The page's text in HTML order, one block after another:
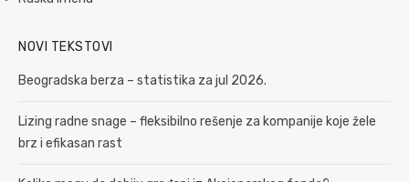
NOVI TEKSTOVI
Beogradska berza – statistika za jul 2026.
Lizing radne snage – fleksibilno rešenje za kompanije koje žele
brz i efikasan rast